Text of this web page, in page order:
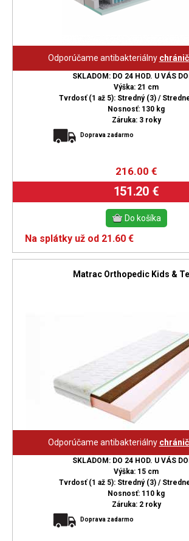
Odporúčame antibakteriálny
SKLADOM: DO 24 HOD. U VÁS
Výška: 21 cm
Tvrdosť (1 až 5): Stredný (3) /
Nosnosť: 130 kg
Záruka: 3 roky
Doprava zadarmo
216.00 €
151.20 €
Na splátky už od 21.60 €
Matrac Orthopedic Kids &
Odporúčame antibakteriálny
SKLADOM: DO 24 HOD. U VÁS
Výška: 15 cm
Tvrdosť (1 až 5): Stredný (3) /
Nosnosť: 110 kg
Záruka: 2 roky
Doprava zadarmo